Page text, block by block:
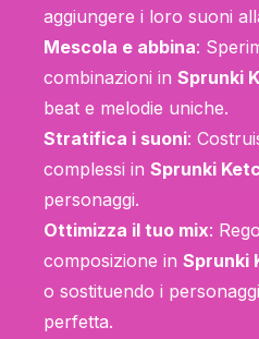
aggiungere i loro suoni
Mescola e abbina:
combinazioni in Sprunki
beat e melodie uniche.
Stratifica i suoni:
complessi in Sprunki
personaggi.
Ottimizza il tuo mix:
composizione in Sprunki
o sostituendo i
perfetta.